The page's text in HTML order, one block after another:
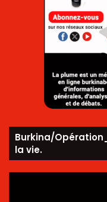
Burkina/
la vie.